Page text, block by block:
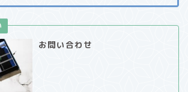
お問い合わせ